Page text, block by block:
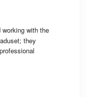
working with the
they